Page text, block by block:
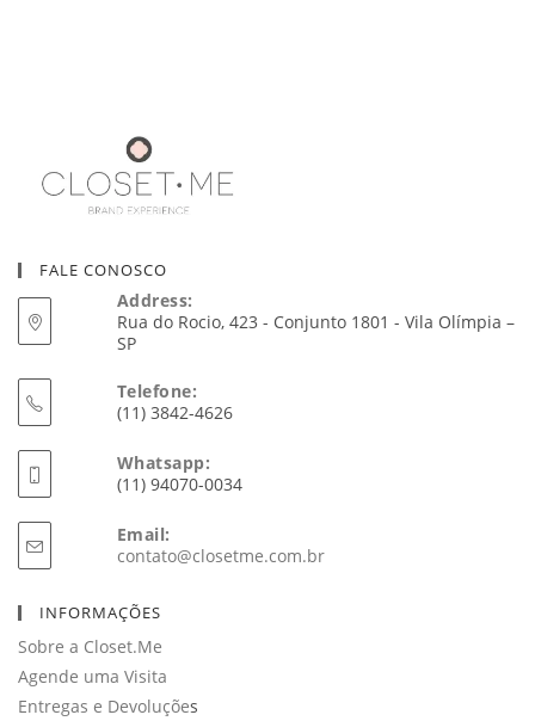
FALE CONOSCO
Address:
Rua do Rocio, 423 - Conjunto 1801 - Vila Olímpia –
SP
Telefone:
(11) 3842-4626
Whatsapp:
(11) 94070-0034
Email:
contato@closetme.com.brAbre
INFORMAÇÕES
Sobre a Closet.Me
Agende uma Visita
Entregas e Devoluções